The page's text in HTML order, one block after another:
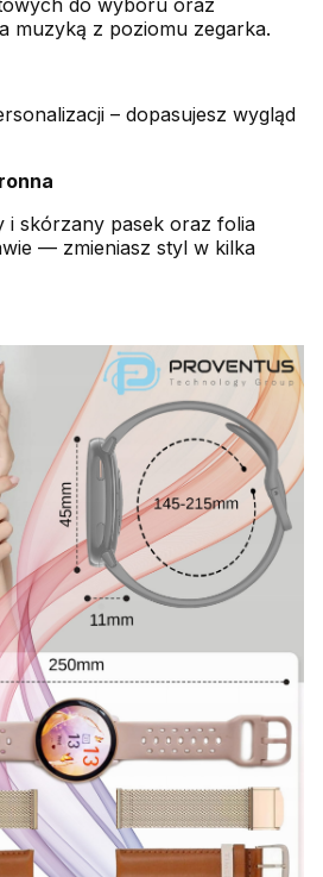
muzyką z poziomu zegarka.
– dopasujesz wygląd
i skórzany pasek oraz folia
— zmieniasz styl w kilka